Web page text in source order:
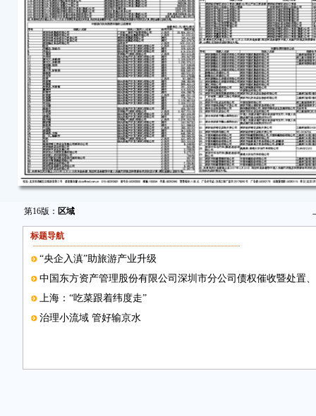
第16版： 区域
标题导航
“央企入滇”助旅游产业升级
中国东方资产管理股份有限公司深圳市分公司债权催收暨处置
上海：“吃菜跟着纬度走”
治理小流域 管好输京水